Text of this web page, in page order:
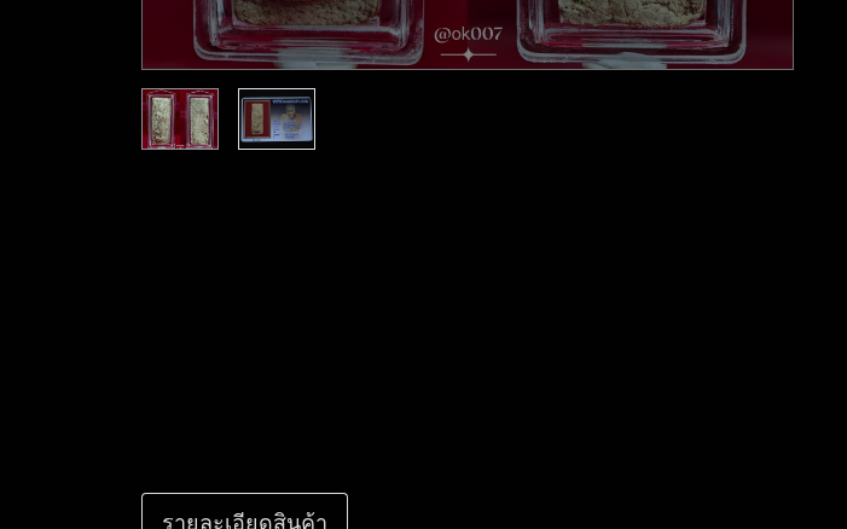
รายละเอียดสินค้า